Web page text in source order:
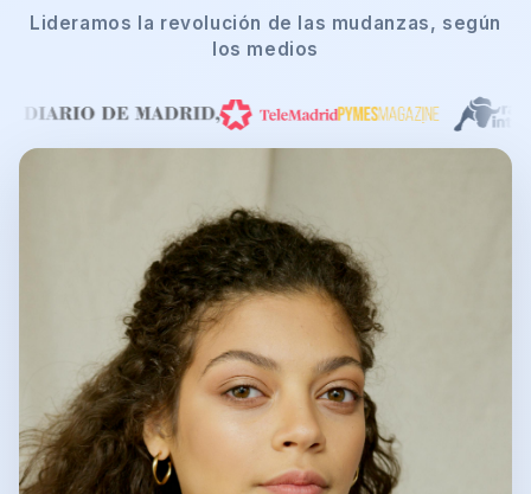
Lideramos la revolución de las mudanzas, según
los medios